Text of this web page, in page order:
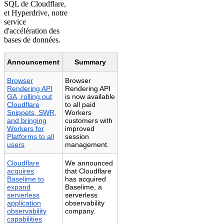
SQL de Cloudflare,
et Hyperdrive, notre
service
d'accélération des
bases de données.
Announcement Summary
Browser
Rendering API
GA, rolling out
Cloudflare
Snippets, SWR,
and bringing
Workers for
Platforms to all
users
Browser
Rendering API
is now available
to all paid
Workers
customers with
improved
session
management.
Cloudflare
acquires
Baselime to
expand
serverless
application
observability
capabilities
We announced
that Cloudflare
has acquired
Baselime, a
serverless
observability
company.